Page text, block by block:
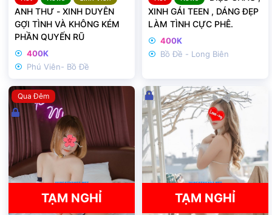
ANH THƯ - XINH DUYÊN
GỢI TÌNH VÀ KHÔNG KÉM
PHẦN QUYẾN RŨ
400K
Phú Viên- Bồ Đề
XINH GÁI TEEN , DÁNG ĐẸP
LÀM TÌNH CỰC PHÊ.
400K
Bồ Đề - Long Biên
Qua Đêm
Đ
ã
k
ó
a
TẠM NGHỈ
Đ
ã
k
h
ó
TẠM NGHỈ